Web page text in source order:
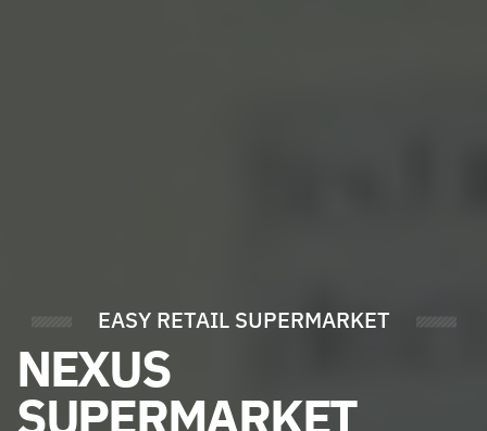
EASY RETAIL SUPERMARKET
NEXUS
SUPERMARKET